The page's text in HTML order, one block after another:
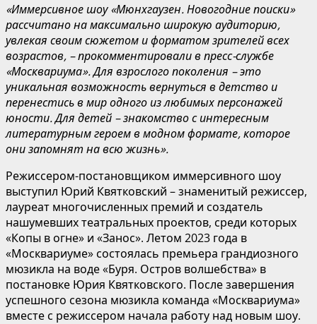
«Иммерсивноешоу «Мюнхгаузен. Новогодние поиски»
рассчитано на максимально широкую аудиторию,
увлекая своим сюжетом и форматом зрителей всех
возрастов, – прокомментировали в пресс-службе
«Москвариума». Для взрослого поколения – это
уникальная возможность вернуться в детство и
перенестись в мир одного из любимых персонажей
юности. Для детей – знакомство с интересным
литературным героем в модном формате, которое
они запомнят на всю жизнь».
Режиссером-постановщиком иммерсивного шоу
выступил Юрий Квятковский – знаменитый режиссер,
лауреат многочисленных премий и создатель
нашумевших театральных проектов, среди которых
«Копы в огне» и «Занос». Летом 2023 года в
«Москвариуме» состоялась премьера грандиозного
мюзикла на воде «Буря. Остров волшебства» в
постановке Юрия Квятковского. После завершения
успешного сезона мюзикла команда «Москвариума»
вместе с режиссером начала работу над новым шоу.